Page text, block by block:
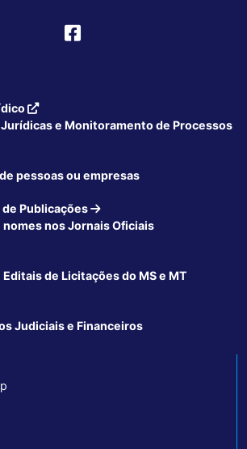
e Monitoramento de Processos
pessoas ou empresas
Publicações
nos Jornais Oficiais
de Licitações do MS e MT
Judiciais e Financeiros